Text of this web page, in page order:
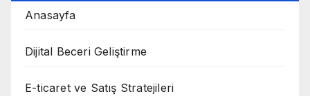
Anasayfa
Dijital Beceri Geliştirme
E-ticaret ve Satış Stratejileri